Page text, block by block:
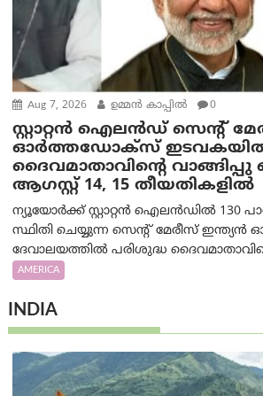
Aug 7, 2026 ഉമ്മന്‍ കാപ്പില്‍ 0
സ്റ്റാറ്റൻ ഐലൻഡ് സെന്റ്
ഓർത്തഡോക്സ് ഇടവകയിൽ
ദൈവമാതാവിന്റെ
ആഗസ്റ്റ് 14, 15 തീയതികളിൽ
ന്യൂയോർക്ക് സ്റ്റാറ്റൻ ഐലൻഡിൽ 130
സ്ഥിതി ചെയ്യുന്ന സെന്റ് മേരീസ്
ദേവാലയത്തിൽ പരിശുദ്ധ
AMERICA
INDIA